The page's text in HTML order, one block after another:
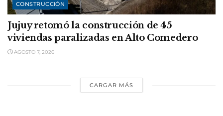
CONSTRUCCIÓN
Jujuy retomó la construcción de 45
viviendas paralizadas en Alto Comedero
AGOSTO 7, 2026
CARGAR MÁS